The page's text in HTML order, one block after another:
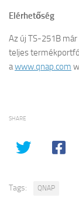
Elérhetőség
Az új TS-251B
teljes
awww.qnap.com
SHARE
Tags: QNAP